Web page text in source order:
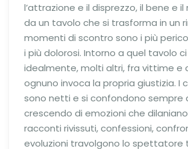
l’attrazione e il disprezzo, il bene e il
da un tavolo che si trasforma in un
momenti di scontro sono i più
i più dolorosi. Intorno a quel tavolo
idealmente, molti altri, fra vittime e
ognuno invoca la propria giustizia. I
sono netti e si confondono sempre
crescendo di emozioni che dilaniano
racconti rivissuti, confessioni,
evoluzioni travolgono lo spettatore